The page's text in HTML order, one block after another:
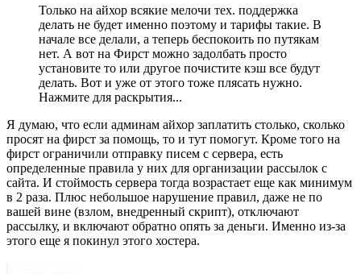
Только на айхор всякие мелочи тех. поддержка
делать не будет именно поэтому и тарифы такие. В
начале все делали, а теперь беспокоить по путякам
нет. А вот на Фирст можно задолбать просто
установите то или другое почистите кэш все будут
делать. Вот и уже от этого тоже плясать нужно.
Нажмите для раскрытия...
Я думаю, что если админам айхор заплатить столько, сколько
просят на фирст за помощь, то и тут помогут. Кроме того на
фирст ограничили отправку писем с сервера, есть
определенные правила у них для организации рассылок с
сайта. И стоймость сервера тогда возрастает еще как минимум
в 2 раза. Плюс небольшое нарушение правил, даже не по
вашей вине (взлом, внедренный скрипт), отключают
рассылку, и включают обратно опять за деньги. Именно из-за
этого еще я покинул этого хостера.